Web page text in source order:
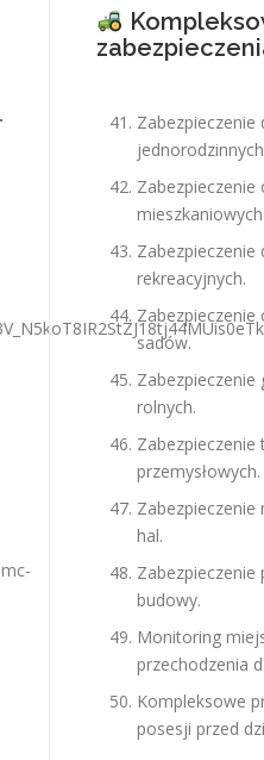
Zabezpieczenie
mieszkaniowych.
Zabezpieczenie
rekreacyjnych.
Zabezpieczenie
sadów.
rolnych.
Zabezpieczenie
przemysłowych.
Zabezpieczenie
hal.
Zabezpieczenie
budowy.
Monitoring
przechodzenia
Kompleksowe
posesji przed